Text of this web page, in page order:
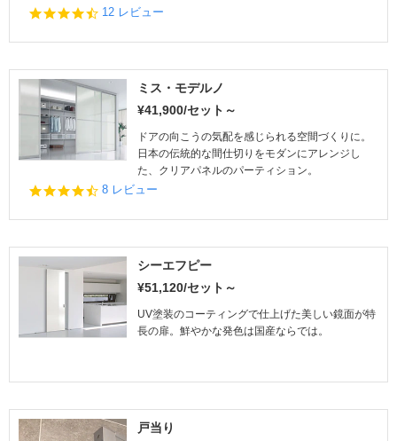
4.
s
a
r
n
12 レビュー
ミス・モデルノ
¥41,900/セット～
ドアの向こうの気配を感じられる空間づくりに。
日本の伝統的な間仕切りをモダンにアレンジし
た、クリアパネルのパーティション。
4.
s
a
r
a
t
i
n
8 レビュー
シーエフピー
¥51,120/セット～
UV塗装のコーティングで仕上げた美しい鏡面が特
長の扉。鮮やかな発色は国産ならでは。
戸当り